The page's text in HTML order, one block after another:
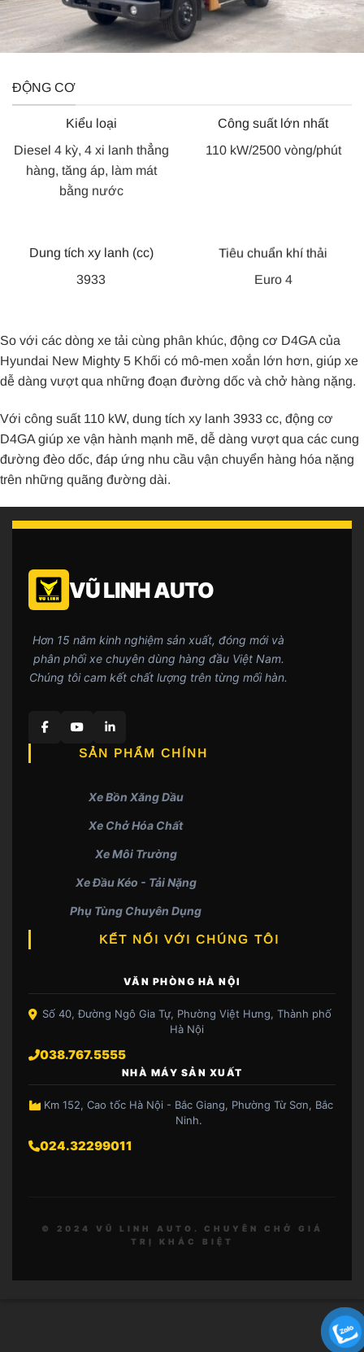
ĐỘNG CƠ
Kiểu loại
Diesel 4 kỳ, 4 xi lanh thẳng
hàng, tăng áp, làm mát
bằng nước
Công suất lớn nhất
110 kW/2500 vòng/phút
Dung tích xy lanh (cc)
3933
Tiêu chuẩn khí thải
Euro 4
So với các dòng xe tải cùng phân khúc, động cơ D4GA của
Hyundai New Mighty 5 Khối có mô-men xoắn lớn hơn, giúp xe
dễ dàng vượt qua những đoạn đường dốc và chở hàng nặng.
Với công suất 110 kW, dung tích xy lanh 3933 cc, động cơ
D4GA giúp xe vận hành mạnh mẽ, dễ dàng vượt qua các cung
đường đèo dốc, đáp ứng nhu cầu vận chuyển hàng hóa nặng
trên những quãng đường dài.
VŨ LINH AUTO
Hơn 15 năm kinh nghiệm sản xuất, đóng mới và
phân phối xe chuyên dùng hàng đầu Việt Nam.
Chúng tôi cam kết chất lượng trên từng mối hàn.
SẢN PHẨM CHÍNH
Xe Bồn Xăng Dầu
Xe Chở Hóa Chất
Xe Môi Trường
Xe Đầu Kéo - Tải Nặng
Phụ Tùng Chuyên Dụng
KẾT NỐI VỚI CHÚNG TÔI
VĂN PHÒNG HÀ NỘI
Số 40, Đường Ngô Gia Tự, Phường Việt Hưng, Thành phố
Hà Nội
038.767.5555
NHÀ MÁY SẢN XUẤT
Km 152, Cao tốc Hà Nội - Bắc Giang, Phường Từ Sơn, Bắc
Ninh.
024.32299011
© 2024 VŨ LINH AUTO. CHUYÊN CHỞ GIÁ
TRỊ KHÁC BIỆT